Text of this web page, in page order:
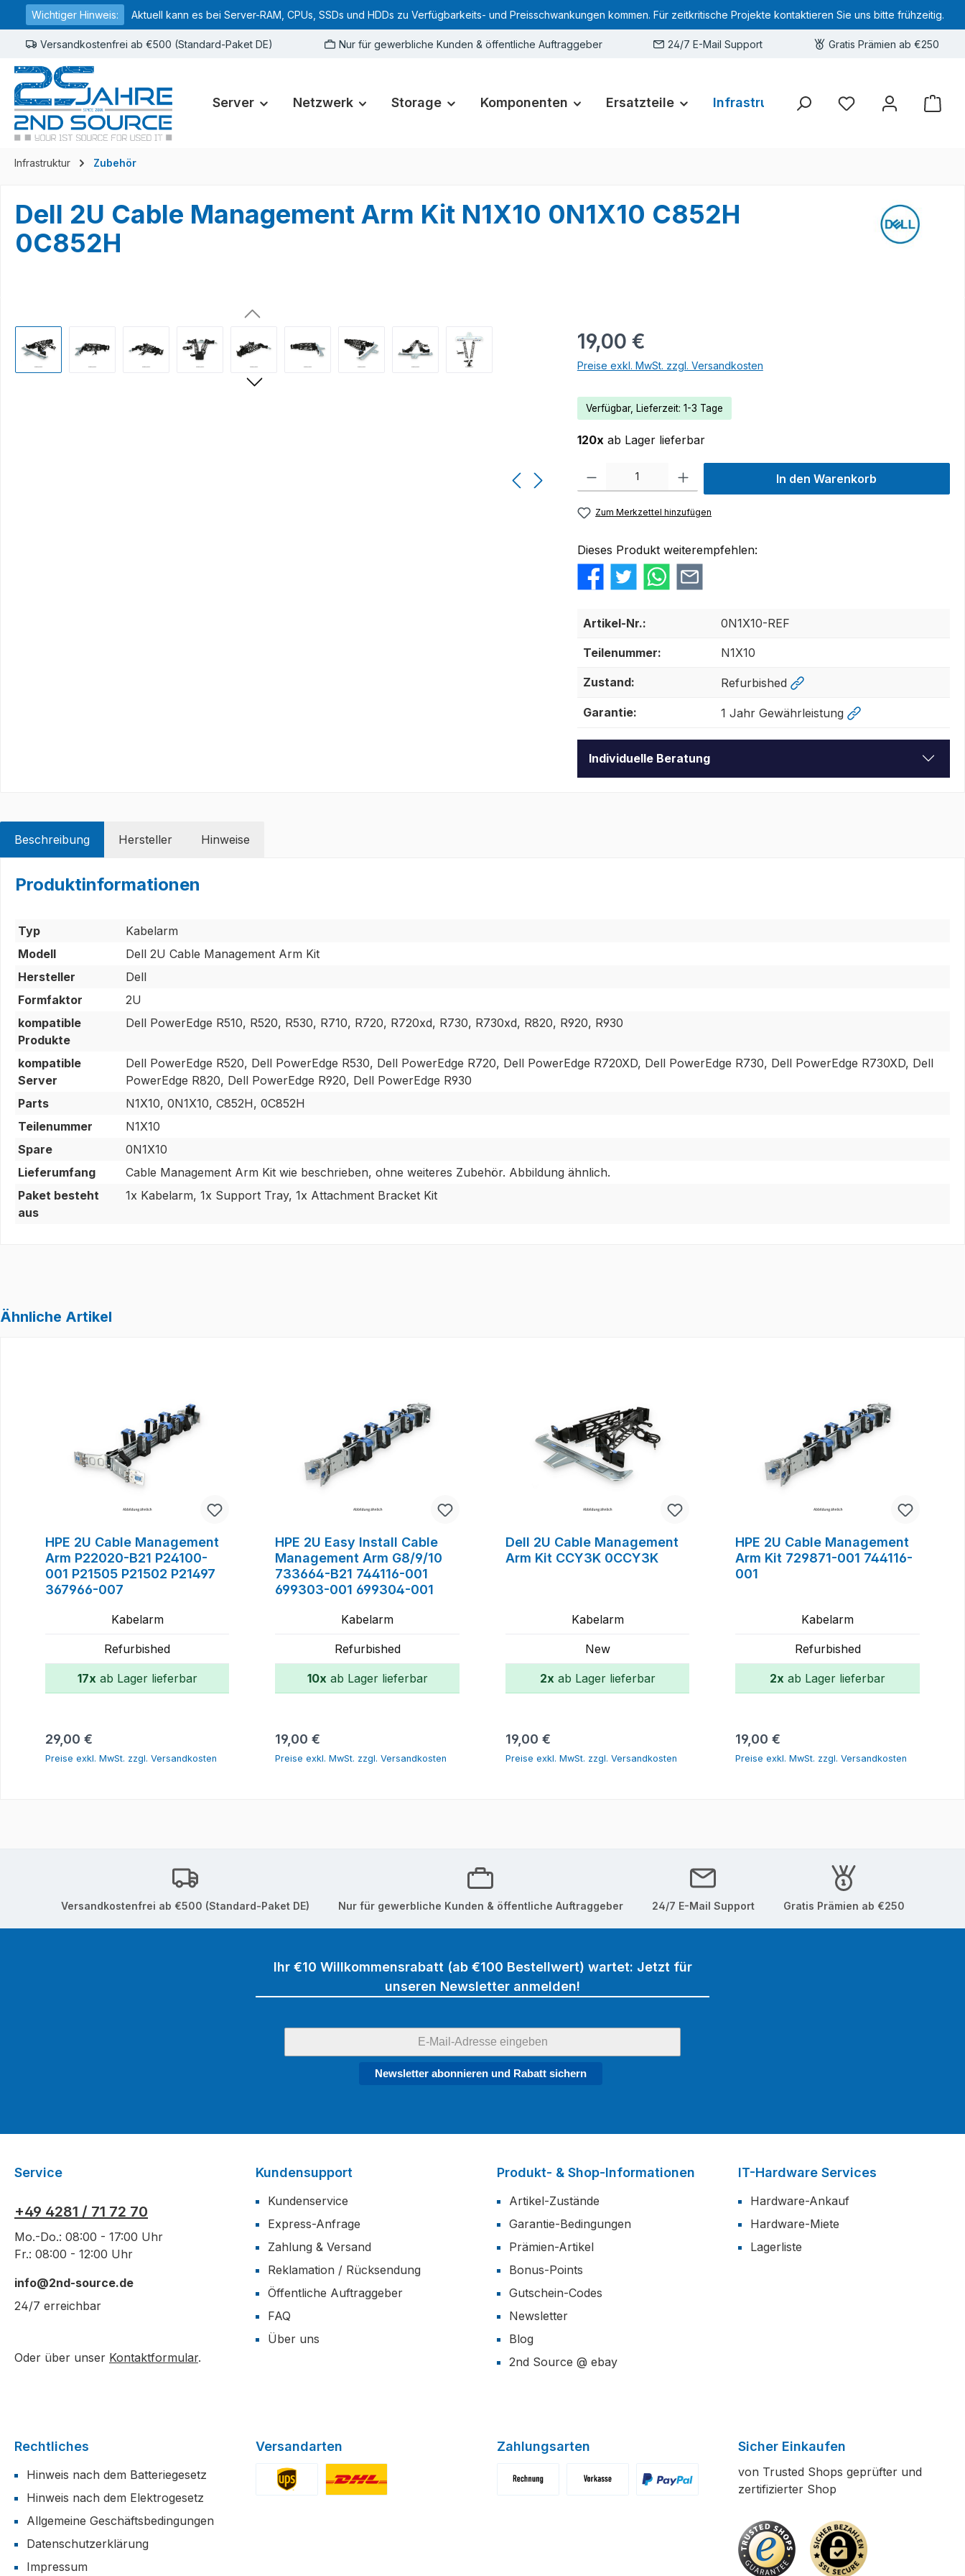
Zur Hauptnavigation springen
Wichtiger Hinweis: Aktuell kann es bei Server-RAM, CPUs, SSDs und HDDs zu Verfügbarkeits- und Preisschwankungen kommen. Für zeitkritische Projekte kontaktieren Sie uns bitte frühzeitig.
Versandkostenfrei ab €500 (Standard-Paket DE) Nur für gewerbliche Kunden & öffentliche Auftraggeber 24/7 E-Mail Support Gratis Prämien ab €250
Server Netzwerk Storage Komponenten Ersatzteile Infrastruktur Hardware-Deals
Sie haben 0 Produkte
Infrastruktur Zubehör
Dell 2U Cable Management Arm Kit N1X10 0N1X10 C852H
0C852H
19,00 €
Preise exkl. MwSt. zzgl. Versandkosten
Verfügbar, Lieferzeit: 1-3 Tage
120x ab Lager lieferbar
Produkt Anzahl: Gib den gewünschten Wert ein oder benutze die Schaltflächen um die
In den Warenkorb
Zum Merkzettel hinzufügen
Dieses Produkt weiterempfehlen:
Artikel-Nr.: 0N1X10-REF
Teilenummer: N1X10
Zustand: Refurbished
Garantie: 1 Jahr Gewährleistung
Individuelle Beratung
Beschreibung Hersteller Hinweise
Produktinformationen
Typ
Kabelarm
Modell
Dell 2U Cable Management Arm Kit
Hersteller
Dell
Formfaktor
2U
kompatible
Produkte
Dell PowerEdge R510, R520, R530, R710, R720, R720xd, R730, R730xd, R820, R920, R930
kompatible
Server
Dell PowerEdge R520, Dell PowerEdge R530, Dell PowerEdge R720, Dell PowerEdge R720XD, Dell PowerEdge R730, Dell PowerEdge R730XD, Dell
PowerEdge R820, Dell PowerEdge R920, Dell PowerEdge R930
Parts
N1X10, 0N1X10, C852H, 0C852H
Teilenummer
N1X10
Spare
0N1X10
Lieferumfang
Cable Management Arm Kit wie beschrieben, ohne weiteres Zubehör. Abbildung ähnlich.
Paket besteht
aus
1x Kabelarm, 1x Support Tray, 1x Attachment Bracket Kit
Ähnliche Artikel
HPE 2U Cable Management
Arm P22020-B21 P24100-
001 P21505 P21502 P21497
367966-007
Kabelarm
Refurbished
17x ab Lager lieferbar
Regulärer Preis:
29,00 €
Preise exkl. MwSt. zzgl. Versandkosten
HPE 2U Easy Install Cable
Management Arm G8/9/10
733664-B21 744116-001
699303-001 699304-001
Kabelarm
Refurbished
10x ab Lager lieferbar
Regulärer Preis:
19,00 €
Preise exkl. MwSt. zzgl. Versandkosten
Dell 2U Cable Management
Arm Kit CCY3K 0CCY3K
Kabelarm
New
2x ab Lager lieferbar
Regulärer Preis:
19,00 €
Preise exkl. MwSt. zzgl. Versandkosten
HPE 2U Cable Management
Arm Kit 729871-001 744116-
001
Kabelarm
Refurbished
2x ab Lager lieferbar
Regulärer Preis:
19,00 €
Preise exkl. MwSt. zzgl. Versandkosten
Versandkostenfrei ab €500 (Standard-Paket DE) Nur für gewerbliche Kunden & öffentliche Auftraggeber 24/7 E-Mail Support Gratis Prämien ab €250
Ihr €10 Willkommensrabatt (ab €100 Bestellwert) wartet: Jetzt für
unseren Newsletter anmelden!
Newsletter abonnieren und Rabatt sichern
Service
+49 4281 / 71 72 70
Mo.-Do.: 08:00 - 17:00 Uhr
Fr.: 08:00 - 12:00 Uhr
info@2nd-source.de
24/7 erreichbar
Oder über unser Kontaktformular.
Kundensupport
Kundenservice
Express-Anfrage
Zahlung & Versand
Reklamation / Rücksendung
Öffentliche Auftraggeber
FAQ
Über uns
Produkt- & Shop-Informationen
Artikel-Zustände
Garantie-Bedingungen
Prämien-Artikel
Bonus-Points
Gutschein-Codes
Newsletter
Blog
2nd Source @ ebay
IT-Hardware Services
Hardware-Ankauf
Hardware-Miete
Lagerliste
Rechtliches
Hinweis nach dem Batteriegesetz
Hinweis nach dem Elektrogesetz
Allgemeine Geschäftsbedingungen
Datenschutzerklärung
Impressum
Versandarten Zahlungsarten Sicher Einkaufen
von Trusted Shops geprüfter und
zertifizierter Shop